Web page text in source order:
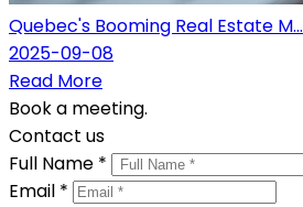
Quebec's Booming Real Estate M...
2025-09-08
Read More
Book a meeting.
Contact us
Full Name *
Email *